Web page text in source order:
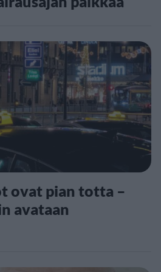
ovat pian totta –
avataan